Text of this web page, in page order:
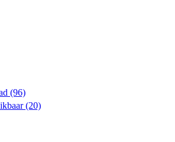
(96)
(20)